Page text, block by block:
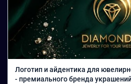
Логотип и айдентика для
- премиального бренда